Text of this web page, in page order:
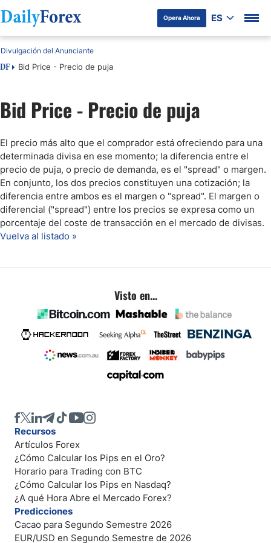
Opera Ahora ES
DF Bid Price - Precio de puja
Divulgación del Anunciante
Bid Price - Precio de puja
El precio más alto que el comprador está ofreciendo para una
determinada divisa en ese momento; la diferencia entre el
precio de puja, o precio de demanda, es el "spread" o margen.
En conjunto, los dos precios constituyen una cotización; la
diferencia entre ambos es el margen o "spread". El margen o
diferencial ("spread") entre los precios se expresa como un
porcentaje del coste de transacción en el mercado de divisas.
Vuelva al listado »
Visto en...
Recursos
Artículos Forex
¿Cómo Calcular los Pips en el Oro?
Horario para Trading con BTC
¿Cómo Calcular los Pips en Nasdaq?
¿A qué Hora Abre el Mercado Forex?
Predicciones
Cacao para Segundo Semestre 2026
EUR/USD en Segundo Semestre de 2026